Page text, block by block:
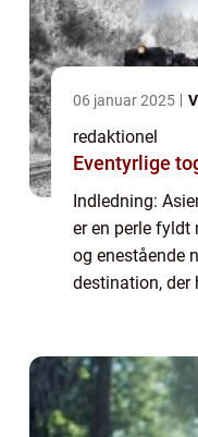
06 januar 2025
redaktionel
Eventyrlige
Indledning:
er en perle
og enestående
destination, der